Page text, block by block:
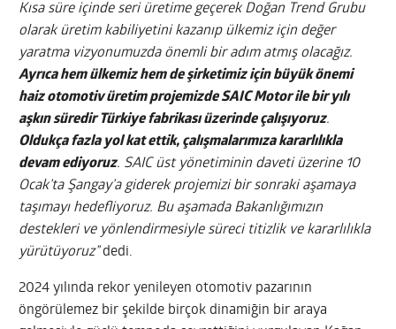
Kısa süre içinde seri üretime geçerek Doğan Trend Grubu
olarak üretim kabiliyetini kazanıp ülkemiz için değer
yaratma vizyonumuzda önemli bir adım atmış olacağız.
Ayrıca hem ülkemiz hem de şirketimiz için büyük önemi
haiz otomotiv üretim projemizde SAIC Motor ile bir yılı
aşkın süredir Türkiye fabrikası üzerinde çalışıyoruz.
Oldukça fazla yol kat ettik, çalışmalarımıza kararlılıkla
devam ediyoruz. SAIC üst yönetiminin daveti üzerine 10
Ocak’ta Şangay’a giderek projemizi bir sonraki aşamaya
taşımayı hedefliyoruz. Bu aşamada Bakanlığımızın
destekleri ve yönlendirmesiyle süreci titizlik ve kararlılıkla
yürütüyoruz”dedi.
2024 yılında rekor yenileyen otomotiv pazarının
öngörülemez bir şekilde birçok dinamiğin bir araya